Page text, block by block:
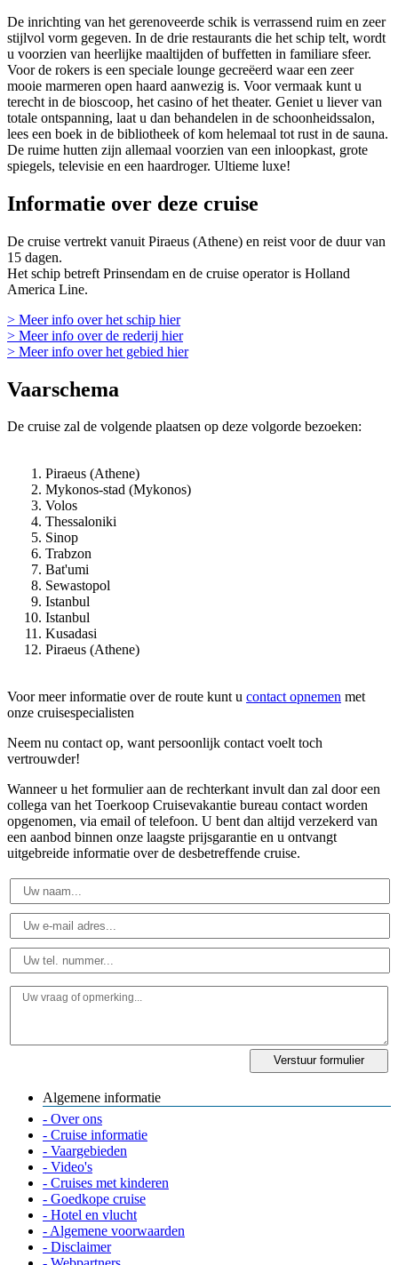
De inrichting van het gerenoveerde schik is verrassend ruim en zeer
stijlvol vorm gegeven. In de drie restaurants die het schip telt, wordt
u voorzien van heerlijke maaltijden of buffetten in familiare sfeer.
Voor de rokers is een speciale lounge gecreëerd waar een zeer
mooie marmeren open haard aanwezig is. Voor vermaak kunt u
terecht in de bioscoop, het casino of het theater. Geniet u liever van
totale ontspanning, laat u dan behandelen in de schoonheidssalon,
lees een boek in de bibliotheek of kom helemaal tot rust in de sauna.
De ruime hutten zijn allemaal voorzien van een inloopkast, grote
spiegels, televisie en een haardroger. Ultieme luxe!
Informatie over deze cruise
De cruise vertrekt vanuit Piraeus (Athene) en reist voor de duur van
15 dagen.
Het schip betreft Prinsendam en de cruise operator is Holland
America Line.
> Meer info over het schip hier
> Meer info over de rederij hier
> Meer info over het gebied hier
Vaarschema
De cruise zal de volgende plaatsen op deze volgorde bezoeken:
Piraeus (Athene)
Mykonos-stad (Mykonos)
Volos
Thessaloniki
Sinop
Trabzon
Bat'umi
Sewastopol
Istanbul
Istanbul
Kusadasi
Piraeus (Athene)
Voor meer informatie over de route kunt u contact opnemen met
onze cruisespecialisten
Neem nu contact op, want persoonlijk contact voelt toch
vertrouwder!
Wanneer u het formulier aan de rechterkant invult dan zal door een
collega van het Toerkoop Cruisevakantie bureau contact worden
opgenomen, via email of telefoon. U bent dan altijd verzekerd van
een aanbod binnen onze laagste prijsgarantie en u ontvangt
uitgebreide informatie over de desbetreffende cruise.
Algemene informatie
- Over ons
- Cruise informatie
- Vaargebieden
- Video's
- Cruises met kinderen
- Goedkope cruise
- Hotel en vlucht
- Algemene voorwaarden
- Disclaimer